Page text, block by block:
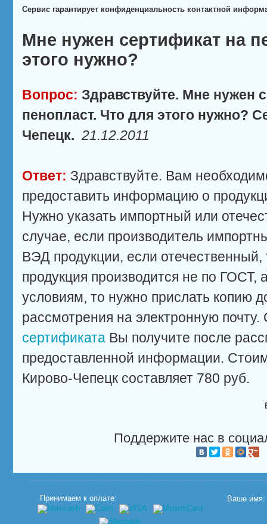
Сервис гарантирует конфиденциальность контактной
Мне нужен сертификат на
этого нужно?
Вопрос: Здравствуйте. Мне нужен
пенопласт. Что для этого нужно?
Чепецк. 21.12.2011
Ответ: Здравствуйте. Вам
предоставить информацию о
Нужно указать импортный или
случае, если производитель
ВЭД продукции, если
продукция производится не по ГОСТ,
условиям, то нужно прислать копию
рассмотрения на электронную почту.
сертификата Вы получите после
предоставленной информации.
Кирово-Чепецк составляет 780 руб.
Поддержите нас в
Принимаем к оплате: Ваше имя: